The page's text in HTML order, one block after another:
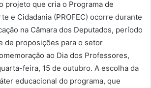
projeto que cria o Programa de
e Cidadania (PROFEC) ocorre durante
na Câmara dos Deputados, período
de proposições para o setor
ao Dia dos Professores,
feira, 15 de outubro. A escolha da
educacional do programa, que